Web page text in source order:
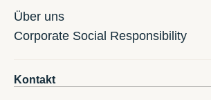
Über uns
Corporate Social Responsibility
Kontakt